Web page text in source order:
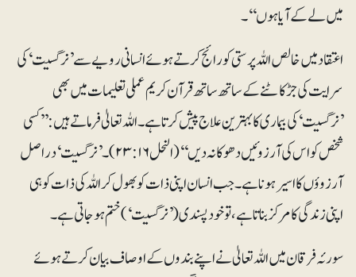
میں لے کے آیا ہوں‘‘۔
اعتقاد میں خالص اللہ پرستی کو رائج کرتے ہوئے انسانی رویے سے ’نرگسیت‘ کی
سرایت کی جڑ کاٹنے کے ساتھ ساتھ قرآن کریم عملی تعلیمات میں بھی
’نرگسیت‘ کی بیماری کا بہترین علاج پیش کرتا ہے۔ اللہ تعالیٰ فرماتے ہیں: ’’کسی
شخص کو اس کی آرزوئیں دھوکا نہ دیں‘‘ (النحل۱۶: ۲۳)۔ ’نرگسیت‘ دراصل
آرزوؤں کا اسیر ہونا ہے۔ جب انسان اپنی ذات کو بھول کر اللہ کی ذات کو ہی
اپنی زندگی کا مرکز بناتا ہے، تو خود پسندی (’نرگسیت‘)ختم ہو جاتی ہے۔
سورئہ فرقان میں اللہ تعالیٰ نے اپنے بندوں کے اوصاف بیان کرتے ہوئے